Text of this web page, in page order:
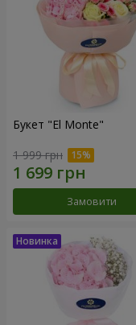
Букет "El Monte"
1 999 грн
Замовити